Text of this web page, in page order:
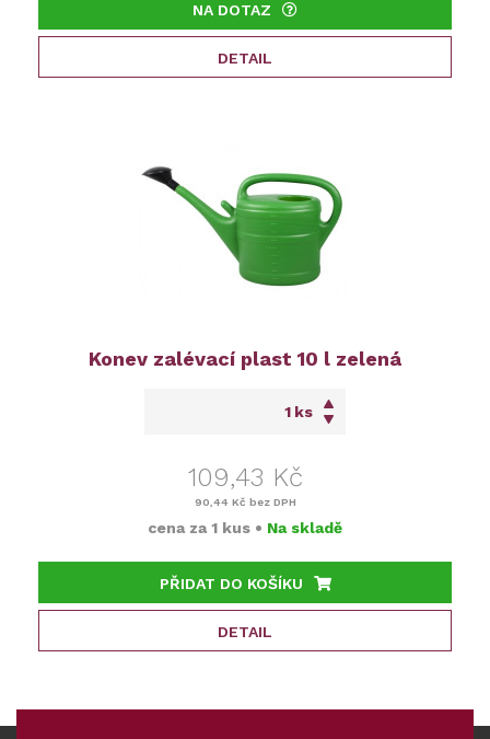
NA DOTAZ
DETAIL
Konev zalévací plast 10 l zelená
ks
109,43 Kč
90,44 Kč bez DPH
cena za 1 kus • Na skladě
PŘIDAT DO KOŠÍKU
DETAIL